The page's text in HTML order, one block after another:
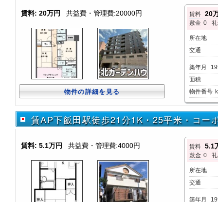
賃料: 20万円 共益費・管理費:20000円
物件の詳細を見る
賃料 20
敷金 0
所在地
交通
築年月
面積
物件番号
賃AP下飯田駅徒歩21分1K・25平米・コー
賃料: 5.1万円 共益費・管理費:4000円 賃料 5.1
敷金 0
所在地
交通
築年月